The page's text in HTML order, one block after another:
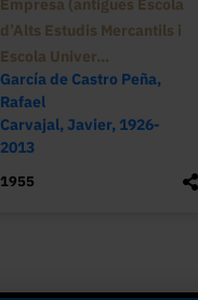
Empresa (antigues Escola
d’Alts Estudis Mercantils i
Escola Univer...
García de Castro Peña,
Rafael
Carvajal, Javier, 1926-
2013
1955